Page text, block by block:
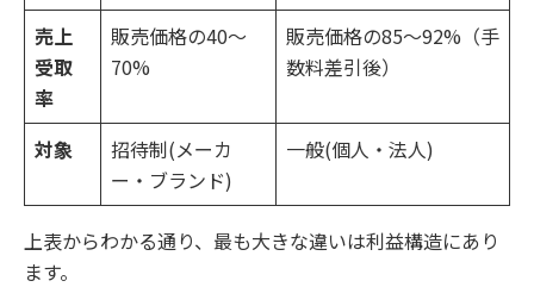
売上
受取
率
販売価格の40～
70%
販売価格の85～92%（手
数料差引後）
対象
招待制(メーカ
ー・ブランド)
一般(個人・法人)
上表からわかる通り、最も大きな違いは利益構造にあり
ます。